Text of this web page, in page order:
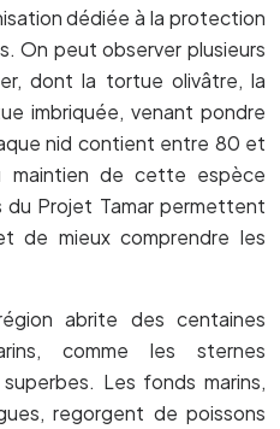
dédiée à la protection
On peut observer plusieurs
dont la tortue olivâtre, la
imbriquée, venant pondre
nid contient entre 80 et
de cette espèce
du Projet Tamar permettent
de mieux comprendre les
abrite des centaines
comme les sternes
Les fonds marins,
regorgent de poissons